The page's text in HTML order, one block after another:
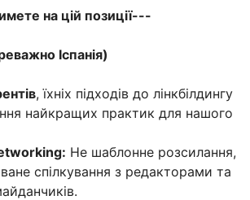
на цій позиції---
Іспанія)
, їхніх підходів до лінкбілдингу
найкращих практик для нашого
Не шаблонне розсилання,
спілкування з редакторами та